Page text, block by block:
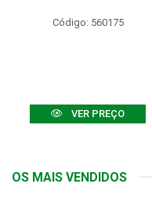
Código: 560175
VER PREÇO
OS MAIS VENDIDOS